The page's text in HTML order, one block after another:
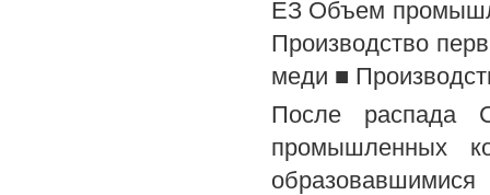
ЕЗ Объем
Производство
меди ■
После распада
промышленных